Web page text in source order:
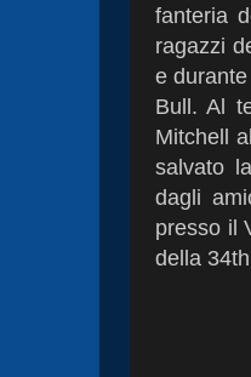
fanteria
ragazzi
e
Bull. Al
Mitchell
salvato
dagli
presso il
della